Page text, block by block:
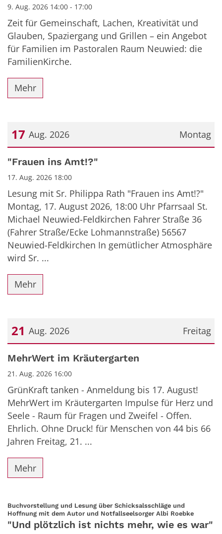
9. Aug. 2026 14:00 - 17:00
Zeit für Gemeinschaft, Lachen, Kreativität und
Glauben, Spaziergang und Grillen – ein Angebot
für Familien im Pastoralen Raum Neuwied: die
FamilienKirche.
Mehr
Montag
17 Aug. 2026
Datum: 17. August 2026
"Frauen ins Amt!?"
17. Aug. 2026 18:00
Lesung mit Sr. Philippa Rath "Frauen ins Amt!?"
Montag, 17. August 2026, 18:00 Uhr Pfarrsaal St.
Michael Neuwied-Feldkirchen Fahrer Straße 36
(Fahrer Straße/Ecke Lohmannstraße) 56567
Neuwied-Feldkirchen In gemütlicher Atmosphäre
wird Sr. ...
Mehr
Freitag
21 Aug. 2026
Datum: 21. August 2026
MehrWert im Kräutergarten
21. Aug. 2026 16:00
GrünKraft tanken - Anmeldung bis 17. August!
MehrWert im Kräutergarten Impulse für Herz und
Seele - Raum für Fragen und Zweifel - Offen.
Ehrlich. Ohne Druck! für Menschen von 44 bis 66
Jahren Freitag, 21. ...
Mehr
Buchvorstellung und Lesung über Schicksalsschläge und
Hoffnung mit dem Autor und Notfallseelsorger Albi Roebke:
"Und plötzlich ist nichts mehr, wie es war"